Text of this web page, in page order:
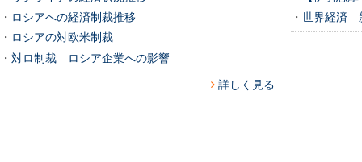
・ ロシアへの経済制裁推移
・ ロシアの対欧米制裁
・ 対ロ制裁 ロシア企業への影響
詳しく見る
・ 世界経済